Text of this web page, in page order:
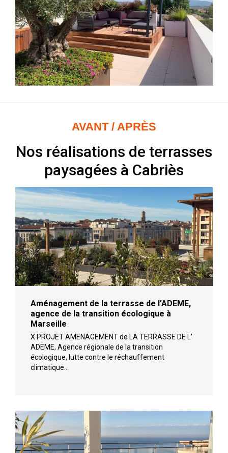
AVANT / APRÈS
Nos réalisations de terrasses
paysagées à Cabriès
Aménagement de la terrasse de l’ADEME,
agence de la transition écologique à
Marseille
X PROJET AMENAGEMENT de LA TERRASSE DE L’
ADEME, Agence régionale de la transition
écologique, lutte contre le réchauffement
climatique…